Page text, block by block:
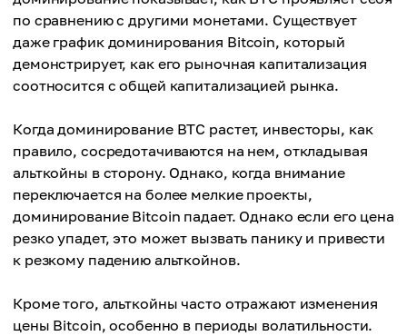
по сравнению с другими монетами. Существует
даже график доминирования Bitcoin, который
демонстрирует, как его рыночная капитализация
соотносится с общей капитализацией рынка.
Когда доминирование BTC растет, инвесторы, как
правило, сосредотачиваются на нем, откладывая
альткойны в сторону. Однако, когда внимание
переключается на более мелкие проекты,
доминирование Bitcoin падает. Однако если его цена
резко упадет, это может вызвать панику и привести
к резкому падению альткойнов.
Кроме того, альткойны часто отражают изменения
цены Bitcoin, особенно в периоды волатильности.